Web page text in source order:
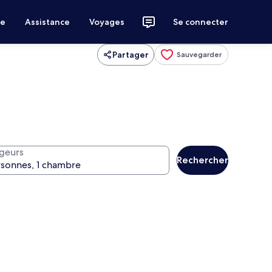
Assistance Voyages Se connecter
Partager Sauvegarder
Rechercher